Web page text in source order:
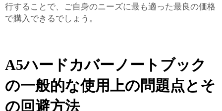
行することで、ご自身のニーズに最も適った最良の価格
で購入できるでしょう。
A5ハードカバーノートブック
の一般的な使用上の問題点とそ
の回避方法